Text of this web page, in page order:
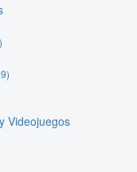
Videojuegos